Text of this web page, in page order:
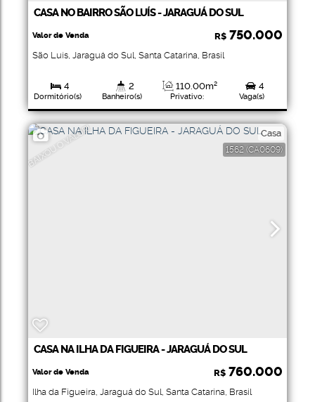
CASA NO BAIRRO SÃO LUÍS - JARAGUÁ DO SUL
R$ 750.000
Valor de Venda
São Luís, Jaraguá do Sul, Santa Catarina, Brasil
4
Dormitório(s)
2
Banheiro(s) Privativo:
110 .00m²
417.76m²
4
Vaga(s)
417.76m²
BAIXOU O VALOR! 1562 (CA0609)
Casa
CASA NA ILHA DA FIGUEIRA - JARAGUÁ DO SUL
R$ 760.000
Valor de Venda
Ilha da Figueira, Jaraguá do Sul, Santa Catarina, Brasil